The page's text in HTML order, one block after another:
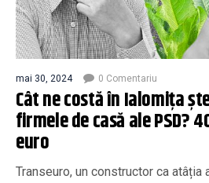
mai 30, 2024 0 Comentariu
Cât ne costă în Ialomița
firmele de casă ale PSD?
euro
Transeuro, un constructor ca atâția